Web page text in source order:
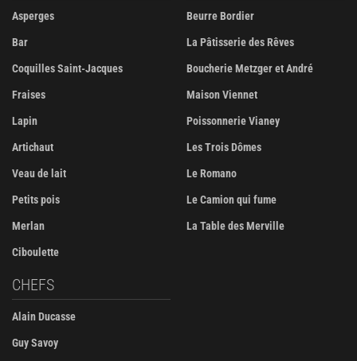
Asperges
Bar
Coquilles Saint-Jacques
Fraises
Lapin
Artichaut
Veau de lait
Petits pois
Merlan
Ciboulette
Beurre Bordier
La Pâtisserie des Rêves
Boucherie Metzger et André
Maison Viennet
Poissonnerie Vianey
Les Trois Dômes
Le Romano
Le Camion qui fume
La Table des Merville
CHEFS
Alain Ducasse
Guy Savoy